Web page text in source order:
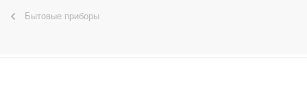
Бытовые приборы